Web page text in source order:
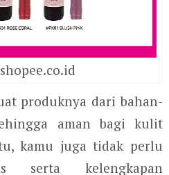
produknya dari bahan-
aman bagi kulit
kamu juga tidak perlu
serta kelengkapan